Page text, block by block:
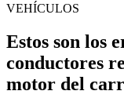
VEHÍCULOS
Estos son los
conductores
motor del